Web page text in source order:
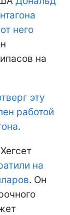
него
на
эту
работой
.
на
. Он